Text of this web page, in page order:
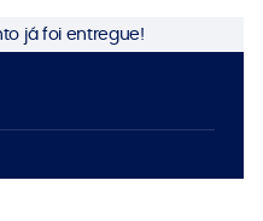
já foi entregue!